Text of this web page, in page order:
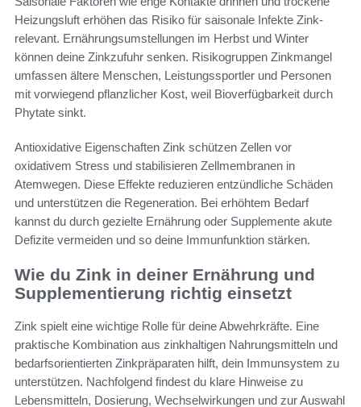
Heizungsluft erhöhen das Risiko für saisonale Infekte Zink-
relevant. Ernährungsumstellungen im Herbst und Winter
können deine Zinkzufuhr senken. Risikogruppen Zinkmangel
umfassen ältere Menschen, Leistungssportler und Personen
mit vorwiegend pflanzlicher Kost, weil Bioverfügbarkeit durch
Phytate sinkt.
Antioxidative Eigenschaften Zink schützen Zellen vor
oxidativem Stress und stabilisieren Zellmembranen in
Atemwegen. Diese Effekte reduzieren entzündliche Schäden
und unterstützen die Regeneration. Bei erhöhtem Bedarf
kannst du durch gezielte Ernährung oder Supplemente akute
Defizite vermeiden und so deine Immunfunktion stärken.
Wie du Zink in deiner Ernährung und
Supplementierung richtig einsetzt
Zink spielt eine wichtige Rolle für deine Abwehrkräfte. Eine
praktische Kombination aus zinkhaltigen Nahrungsmitteln und
bedarfsorientierten Zinkpräparaten hilft, dein Immunsystem zu
unterstützen. Nachfolgend findest du klare Hinweise zu
Lebensmitteln, Dosierung, Wechselwirkungen und zur Auswahl